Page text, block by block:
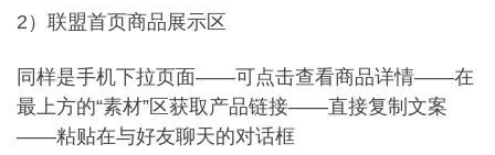
2）联盟首页商品展示区
同样是手机下拉页面——可点击查看商品详情——在
最上方的“素材”区获取产品链接——直接复制文案
——粘贴在与好友聊天的对话框